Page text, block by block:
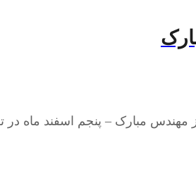
مبارک – پنجم اسفند ماه